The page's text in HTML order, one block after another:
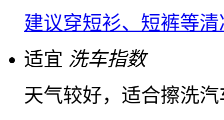
建议穿短衫、短裤等
适宜 洗车指数
天气较好，适合擦洗汽